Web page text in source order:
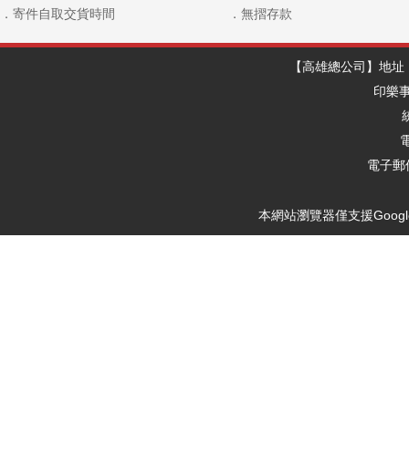
．寄件自取交貨時間
．無摺存款
【高雄總公司】地
印樂
電子
本網站瀏覽器僅支援